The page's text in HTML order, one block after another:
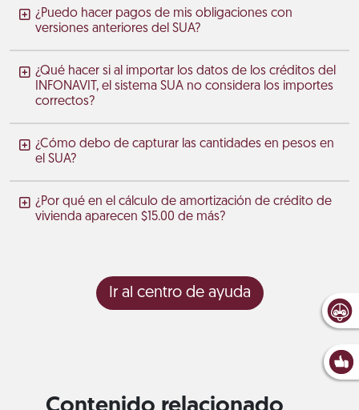
¿Puedo hacer pagos de mis obligaciones con
versiones anteriores del SUA?
¿Qué hacer si al importar los datos de los créditos del
INFONAVIT, el sistema SUA no considera los importes
correctos?
¿Cómo debo de capturar las cantidades en pesos en
el SUA?
¿Por qué en el cálculo de amortización de crédito de
vivienda aparecen $15.00 de más?
Ir al centro de ayuda